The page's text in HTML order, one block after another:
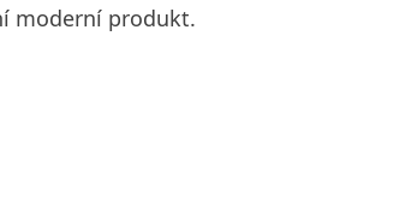
moderní produkt.